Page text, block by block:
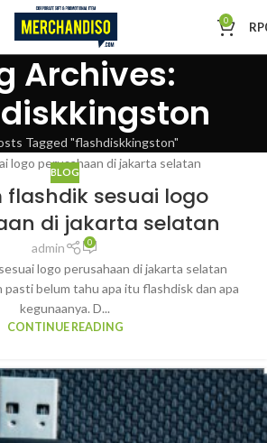
0 RP
Archives:
Tagged "flashdiskkingston"
BLOG
flashdik sesuai logo
di jakarta selatan
admin 0
logo perusahaan di jakarta selatan
pasti belum tahu apa itu flashdisk dan apa
kegunaanya. D...
CONTINUE READING